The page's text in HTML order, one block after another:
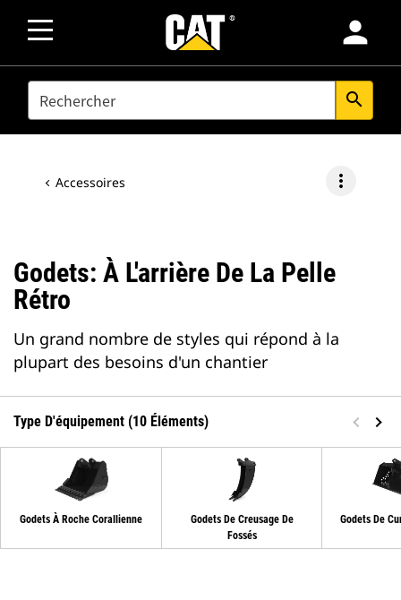
person
SEARCH search
Accessoires more_vert
Godets: À L'arrière De La Pelle
Rétro
Un grand nombre de styles qui répond à la
plupart des besoins d'un chantier
Type D'équipement (10 Éléments)
Godets À Roche Corallienne
Godets De Creusage De
Fossés
Godets De